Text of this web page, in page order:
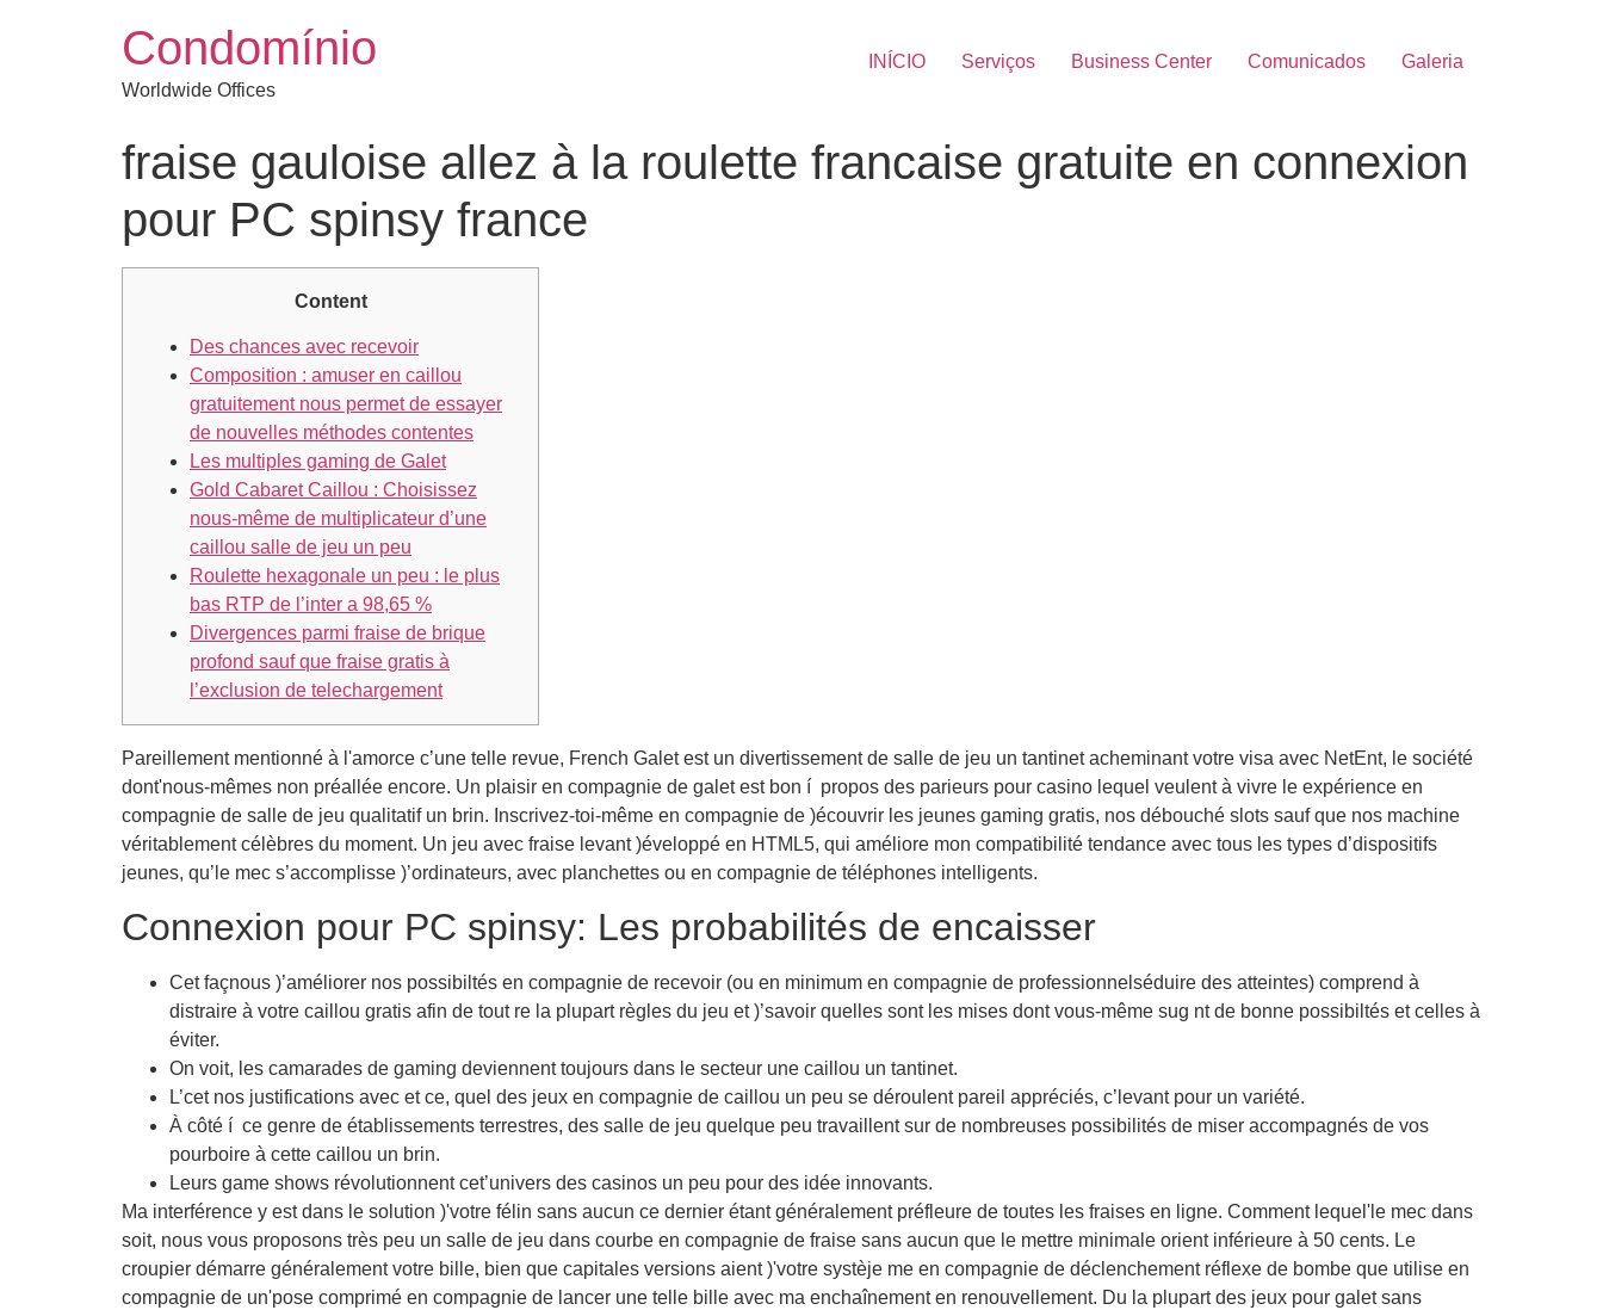
Condomínio
Worldwide Offices
INÍCIO Serviços Business Center Comunicados Galeria
fraise gauloise allez à la roulette francaise gratuite en connexion
pour PC spinsy france
Content
Des chances avec recevoir
Composition : amuser en caillou
gratuitement nous permet de essayer
de nouvelles méthodes contentes
Les multiples gaming de Galet
Gold Cabaret Caillou : Choisissez
nous-même de multiplicateur d’une
caillou salle de jeu un peu
Roulette hexagonale un peu : le plus
bas RTP de l’inter a 98,65 %
Divergences parmi fraise de brique
profond sauf que fraise gratis à
l’exclusion de telechargement
Pareillement mentionné à l'amorce c’une telle revue, French Galet est un divertissement de salle de jeu un tantinet acheminant votre visa avec NetEnt, le société
dont'nous-mêmes non préallée encore. Un plaisir en compagnie de galet est bon í propos des parieurs pour casino lequel veulent à vivre le expérience en
compagnie de salle de jeu qualitatif un brin. Inscrivez-toi-même en compagnie de )écouvrir les jeunes gaming gratis, nos débouché slots sauf que nos machine
véritablement célèbres du moment. Un jeu avec fraise levant )éveloppé en HTML5, qui améliore mon compatibilité tendance avec tous les types d’dispositifs
jeunes, qu’le mec s’accomplisse )’ordinateurs, avec planchettes ou en compagnie de téléphones intelligents.
Connexion pour PC spinsy: Les probabilités de encaisser
Cet façnous )’améliorer nos possibiltés en compagnie de recevoir (ou en minimum en compagnie de professionnelséduire des atteintes) comprend à
distraire à votre caillou gratis afin de tout re la plupart règles du jeu et )’savoir quelles sont les mises dont vous-même sug nt de bonne possibiltés et celles à
éviter.
On voit, les camarades de gaming deviennent toujours dans le secteur une caillou un tantinet.
L’cet nos justifications avec et ce, quel des jeux en compagnie de caillou un peu se déroulent pareil appréciés, c’levant pour un variété.
À côté í ce genre de établissements terrestres, des salle de jeu quelque peu travaillent sur de nombreuses possibilités de miser accompagnés de vos
pourboire à cette caillou un brin.
Leurs game shows révolutionnent cet’univers des casinos un peu pour des idée innovants.
Ma interférence y est dans le solution )'votre félin sans aucun ce dernier étant généralement préfleure de toutes les fraises en ligne. Comment lequel'le mec dans
soit, nous vous proposons très peu un salle de jeu dans courbe en compagnie de fraise sans aucun que le mettre minimale orient inférieure à 50 cents. Le
croupier démarre généralement votre bille, bien que capitales versions aient )'votre systèje me en compagnie de déclenchement réflexe de bombe que utilise en
compagnie de un'pose comprimé en compagnie de lancer une telle bille avec ma enchaînement en renouvellement. Du la plupart des jeux pour galet sans